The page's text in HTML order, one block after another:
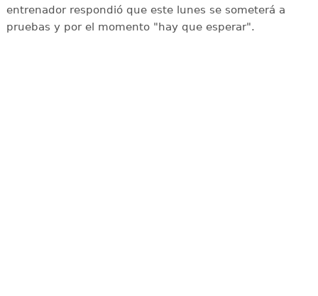
entrenador respondió que este lunes se someterá a
pruebas y por el momento "hay que esperar".